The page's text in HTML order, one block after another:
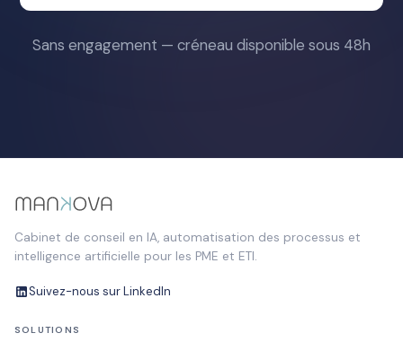
Sans engagement — créneau disponible sous 48h
Cabinet de conseil en IA, automatisation des processus et
intelligence artificielle pour les PME et ETI.
Suivez-nous sur LinkedIn
SOLUTIONS